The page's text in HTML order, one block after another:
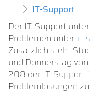
IT-Support
Der IT-Support
Problemen unter: it-
Zusätzlich steht
und Donnerstag
208 der IT-Support
Problemlösungen